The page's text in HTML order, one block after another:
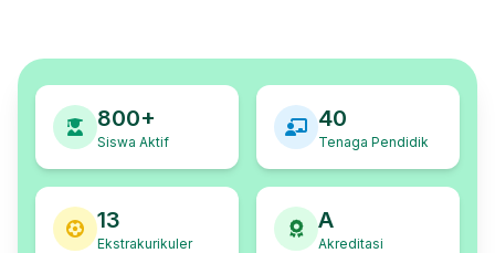
800+
Siswa Aktif
40
Tenaga Pendidik
13
Ekstrakurikuler
A
Akreditasi